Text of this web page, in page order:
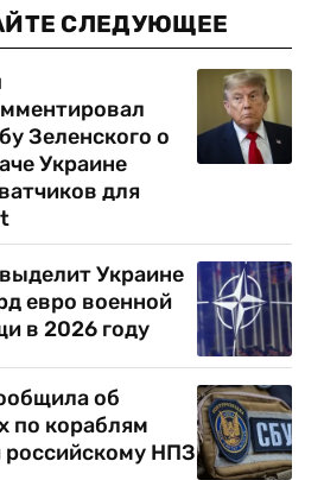
СЛЕДУЮЩЕЕ
Зеленского о
Украине
для
Украине
евро военной
в 2026 году
об
по кораблям
НПЗ